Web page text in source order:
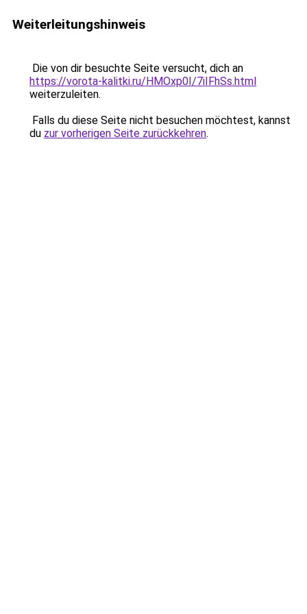
Weiterleitungshinweis
Die von dir besuchte Seite versucht, dich an
https://vorota-kalitki.ru/HMOxp0I/7iIFhSs.html
weiterzuleiten.
Falls du diese Seite nicht besuchen möchtest, kannst
du zur vorherigen Seite zurückkehren.